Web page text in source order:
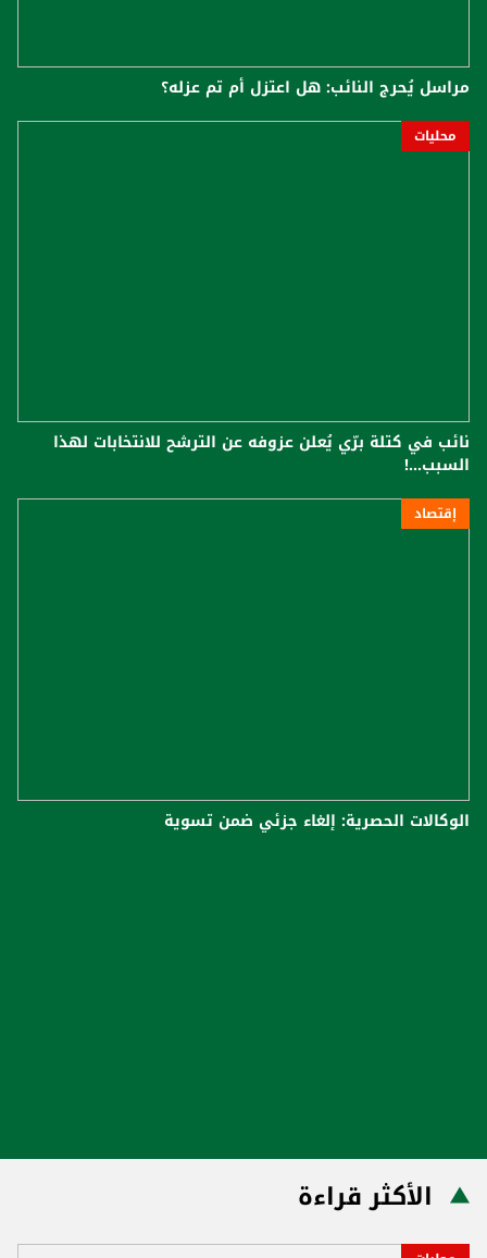
مراسل يُحرج النائب: هل اعتزل أم تم عزله؟
محليات
نائب في كتلة برّي يُعلن عزوفه عن الترشح للانتخابات لهذا
السبب...!
إقتصاد
الوكالات الحصرية: إلغاء جزئي ضمن تسوية
الأكثر قراءة